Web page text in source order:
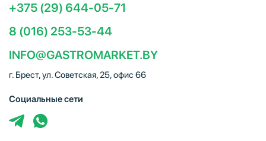
+375 (29) 644-05-71
8 (016) 253-53-44
INFO@GASTROMARKET.BY
г. Брест, ул. Советская, 25, офис 66
Социальные сети